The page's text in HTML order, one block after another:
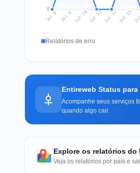
0
Jul 8 Jul 9 Jul 10 Jul 11Jul 12 Jul 13
Relatórios de erro
Entireweb Status para
Acompanhe seus serviços
quando algo cair.
Explore os relatórios do
Veja os relatórios por país e